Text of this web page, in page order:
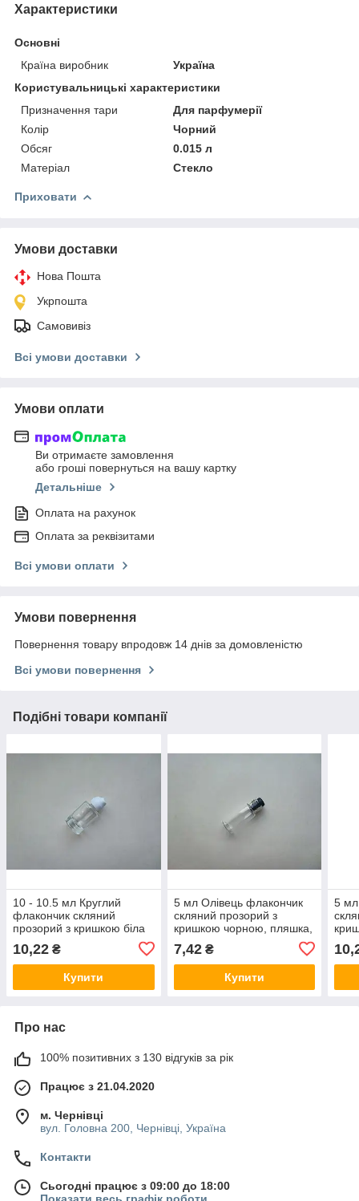
Характеристики
Основні
Країна виробник
Україна
Користувальницькі характеристики
Призначення тари
Для парфумерії
Колір
Чорний
Обсяг
0.015 л
Матеріал
Стекло
Приховати
Умови доставки
Нова Пошта
Укрпошта
Самовивіз
Всі умови доставки
Умови оплати
Ви отримаєте замовлення
або гроші повернуться на вашу картку
Детальніше
Оплата на рахунок
Оплата за реквізитами
Всі умови оплати
Умови повернення
Повернення товару впродовж 14 днів за домовленістю
Всі умови повернення
Подібні товари компанії
10 - 10.5 мл Круглий
флакончик скляний
прозорий з кришкою біла
атомайзер, флакон,
ємкість, пляшечка
10,22 ₴
Купити
5 мл Олівець флакончик
скляний прозорий з
кришкою чорною, пляшка,
ємкість, пляшечка
7,42₴
Купити
5 мл
Про нас
100% позитивних з 130 відгуків за рік
Працює з 21.04.2020
м. Чернівці
вул. Головна 200, Чернівці, Україна
Контакти
Сьогодні працює з 09:00 до 18:00